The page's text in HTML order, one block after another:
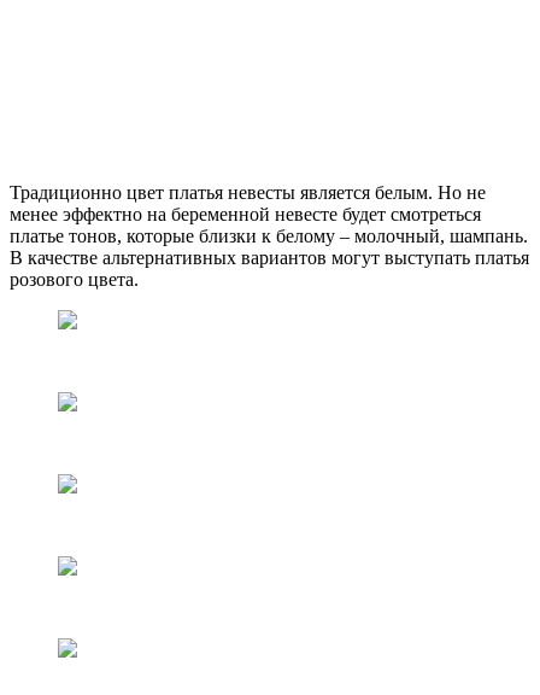
Традиционно цвет платья невесты является белым. Но не
менее эффектно на беременной невесте будет смотреться
платье тонов, которые близки к белому – молочный, шампань.
В качестве альтернативных вариантов могут выступать платья
розового цвета.